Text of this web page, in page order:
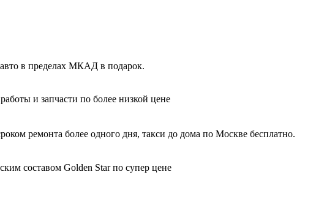
в пределах МКАД в подарок.
и запчасти по более низкой цене
ремонта более одного дня, такси до дома по Москве бесплатно.
составом Golden Star по супер цене